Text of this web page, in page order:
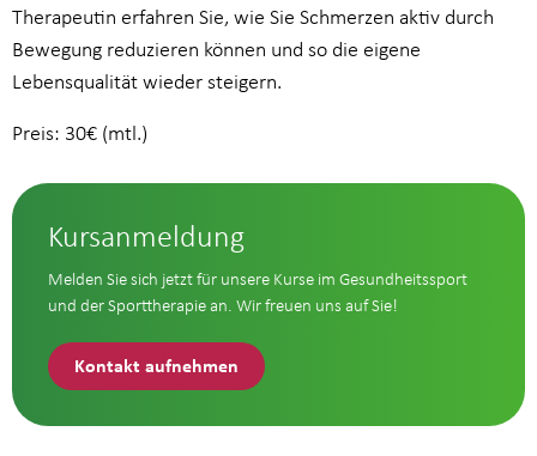
Therapeutin erfahren Sie, wie Sie Schmerzen aktiv durch
Bewegung reduzieren können und so die eigene
Lebensqualität wieder steigern.
Preis: 30€ (mtl.)
Kursanmeldung
Melden Sie sich jetzt für unsere Kurse im Gesundheitssport
und der Sporttherapie an. Wir freuen uns auf Sie!
Kontakt aufnehmen